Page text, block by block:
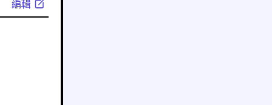
編輯